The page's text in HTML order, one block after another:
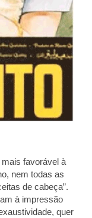
favorável à
nem todas as
de cabeça”.
à impressão
quer